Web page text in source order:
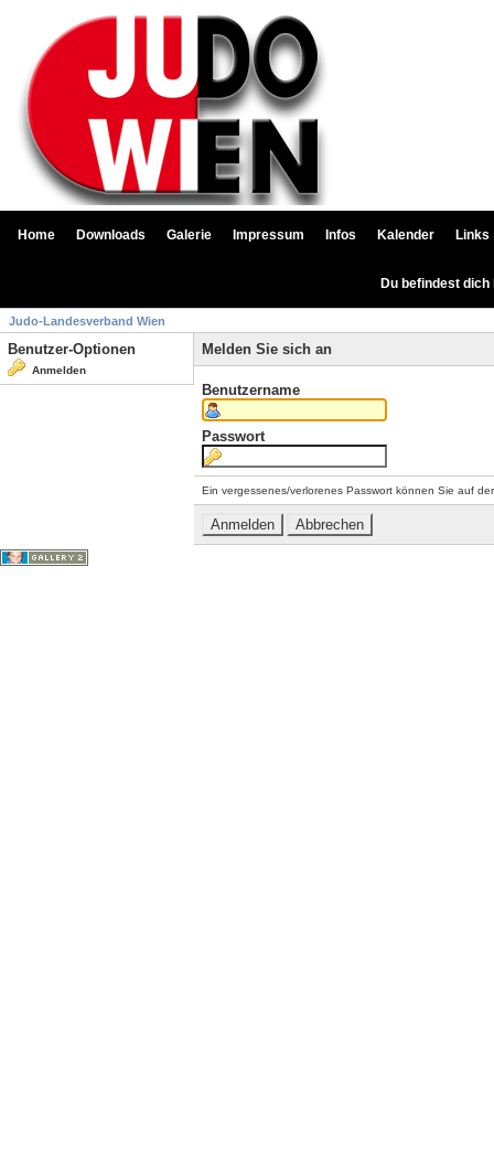
Home Downloads Galerie Impressum Infos Kalender Links
Du befindest
Judo-Landesverband Wien
Benutzer-Optionen
Anmelden
Melden Sie sich an
Benutzername
Passwort
Ein vergessenes/verlorenes Passwort können Sie auf